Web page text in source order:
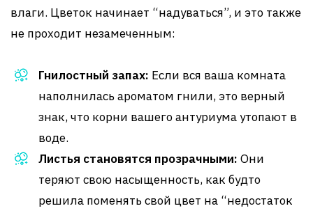
влаги. Цветок начинает “надуваться”, и это также
не проходит незамеченным:
Гнилостный запах: Если вся ваша комната
наполнилась ароматом гнили, это верный
знак, что корни вашего антуриума утопают в
воде.
Листья становятся прозрачными: Они
теряют свою насыщенность, как будто
решила поменять свой цвет на “недостаток